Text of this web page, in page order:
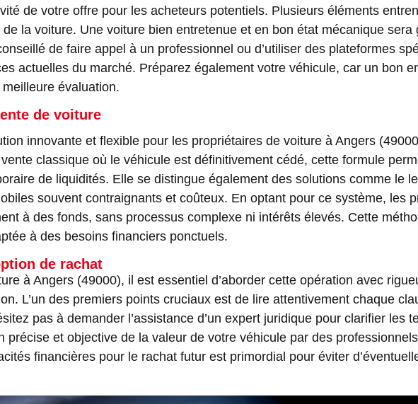
de votre offre pour les acheteurs potentiels. Plusieurs éléments
de la voiture. Une voiture bien entretenue et en bon état mécanique
de faire appel à un professionnel ou d’utiliser des plateformes
actuelles du marché. Préparez également votre véhicule, car un bon
évaluation.
de voiture
innovante et flexible pour les propriétaires de voiture à Angers
classique où le véhicule est définitivement cédé, cette formule
de liquidités. Elle se distingue également des solutions comme le
souvent contraignants et coûteux. En optant pour ce système, les
à des fonds, sans processus complexe ni intérêts élevés. Cette
à des besoins financiers ponctuels.
de rachat
à Angers (49000), il est essentiel d’aborder cette opération avec
L’un des premiers points cruciaux est de lire attentivement chaque
pas à demander l’assistance d’un expert juridique pour clarifier les
et objective de la valeur de votre véhicule par des
financières pour le rachat futur est primordial pour éviter